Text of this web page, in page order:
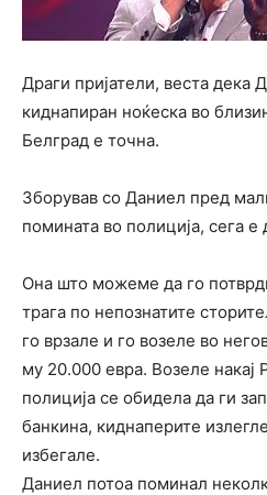
Драги пријатели, веста дека
киднапиран ноќеска во
Белград е точна.
Зборував со Даниел пред
помината во полиција, сега е
Она што можеме да го
трага по непознатите
го врзале и го возеле во
му 20.000 евра. Возеле накај
полиција се обидела да ги
банкина, киднаперите
избегале.
Даниел потоа поминал